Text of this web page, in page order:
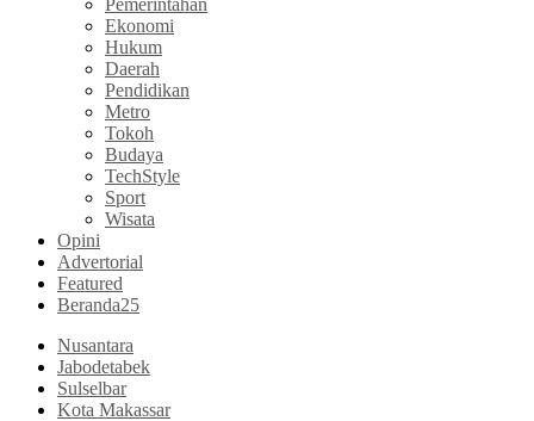
Pemerintahan
Ekonomi
Hukum
Daerah
Pendidikan
Metro
Tokoh
Budaya
TechStyle
Sport
Wisata
Opini
Advertorial
Featured
Beranda25
Nusantara
Jabodetabek
Sulselbar
Kota Makassar